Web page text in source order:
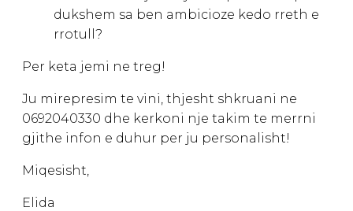
dukshem sa ben ambicioze kedo rreth e
rrotull?
Per keta jemi ne treg!
Ju mirepresim te vini, thjesht shkruani ne
0692040330 dhe kerkoni nje takim te merrni
gjithe infon e duhur per ju personalisht!
Miqesisht,
Elida